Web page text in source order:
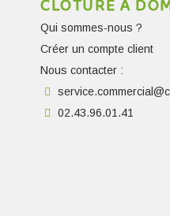
CLÔTURE À
Qui sommes-nous ?
Créer un compte client
Nous contacter :
02.43.96.01.41